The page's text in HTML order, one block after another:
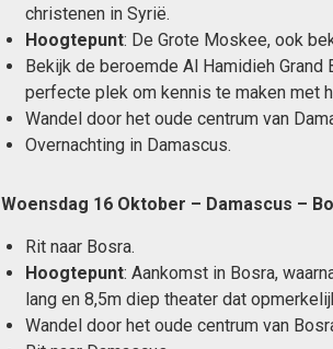
christenen in Syrië.
Hoogtepunt: De Grote Moskee, ook
Bekijk de beroemde Al Hamidieh
perfecte plek om kennis te maken met
Wandel door het oude centrum van
Overnachting in Damascus.
Woensdag 16 Oktober – Damascus –
Rit naar Bosra.
Hoogtepunt: Aankomst in Bosra,
lang en 8,5m diep theater dat
Wandel door het oude centrum van